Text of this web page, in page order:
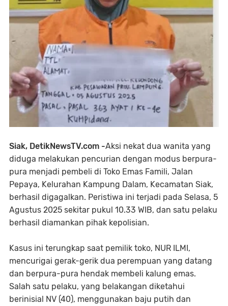
Siak, DetikNewsTV.com -Aksi nekat dua wanita yang
diduga melakukan pencurian dengan modus berpura-
pura menjadi pembeli di Toko Emas Famili, Jalan
Pepaya, Kelurahan Kampung Dalam, Kecamatan Siak,
berhasil digagalkan. Peristiwa ini terjadi pada Selasa, 5
Agustus 2025 sekitar pukul 10.33 WIB, dan satu pelaku
berhasil diamankan pihak kepolisian.
Kasus ini terungkap saat pemilik toko, NUR ILMI,
mencurigai gerak-gerik dua perempuan yang datang
dan berpura-pura hendak membeli kalung emas.
Salah satu pelaku, yang belakangan diketahui
berinisial NV (40), menggunakan baju putih dan